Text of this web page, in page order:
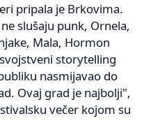
pripala je Brkovima.
slušaju punk, Ornela,
Mala, Hormon
storytelling
nasmijavao do
Ovaj grad je najbolji",
večer kojom su